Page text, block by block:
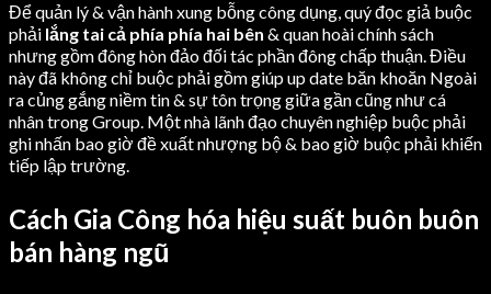
Để quản lý & vận hành xung bỗng công dụng, quý đọc giả buộc
phải lắng tai cả phía phía hai bên & quan hoài chính sách
nhưng gồm đông hòn đảo đối tác phần đông chấp thuận. Điều
này đã không chỉ buộc phải gồm giúp up date băn khoăn Ngoài
ra củng gắng niềm tin & sự tôn trọng giữa gần cũng như cá
nhân trong Group. Một nhà lãnh đạo chuyên nghiệp buộc phải
ghi nhấn bao giờ đề xuất nhượng bộ & bao giờ buộc phải khiến
tiếp lập trường.
Cách Gia Công hóa hiệu suất buôn buôn
bán hàng ngũ